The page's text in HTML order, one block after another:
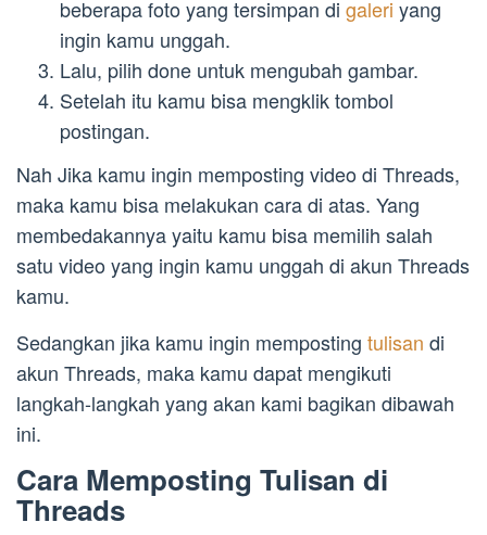
beberapa foto yang tersimpan di galeri yang
ingin kamu unggah.
Lalu, pilih done untuk mengubah gambar.
Setelah itu kamu bisa mengklik tombol
postingan.
Nah Jika kamu ingin memposting video di Threads,
maka kamu bisa melakukan cara di atas. Yang
membedakannya yaitu kamu bisa memilih salah
satu video yang ingin kamu unggah di akun Threads
kamu.
Sedangkan jika kamu ingin memposting tulisan di
akun Threads, maka kamu dapat mengikuti
langkah-langkah yang akan kami bagikan dibawah
ini.
Cara Memposting Tulisan di
Threads